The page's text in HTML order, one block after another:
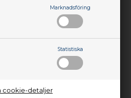
Marknadsföring
Statistiska
cookie-detaljer
Lägg i korgen
Finns i lager
arbetsdagar)